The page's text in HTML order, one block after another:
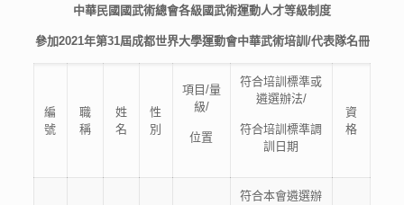
中華民國國武術總會各級國武術運動人才等級制度
參加2021年第31屆成都世界大學運動會中華武術培訓/代表隊名冊
編
號
職
稱
姓
名
性
別
項目/量
級/
位置
符合培訓標準或
遴選辦法/
符合培訓標準調
訓日期
資
格
符合本會遴選辦